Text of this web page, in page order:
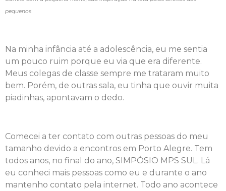
pequenos
Na minha infância até a adolescência, eu me sentia
um pouco ruim porque eu via que era diferente.
Meus colegas de classe sempre me trataram muito
bem. Porém, de outras sala, eu tinha que ouvir muita
piadinhas, apontavam o dedo.
Comecei a ter contato com outras pessoas do meu
tamanho devido a encontros em Porto Alegre. Tem
todos anos, no final do ano, SIMPÓSIO MPS SUL. Lá
eu conheci mais pessoas como eu e durante o ano
mantenho contato pela internet. Todo ano acontece